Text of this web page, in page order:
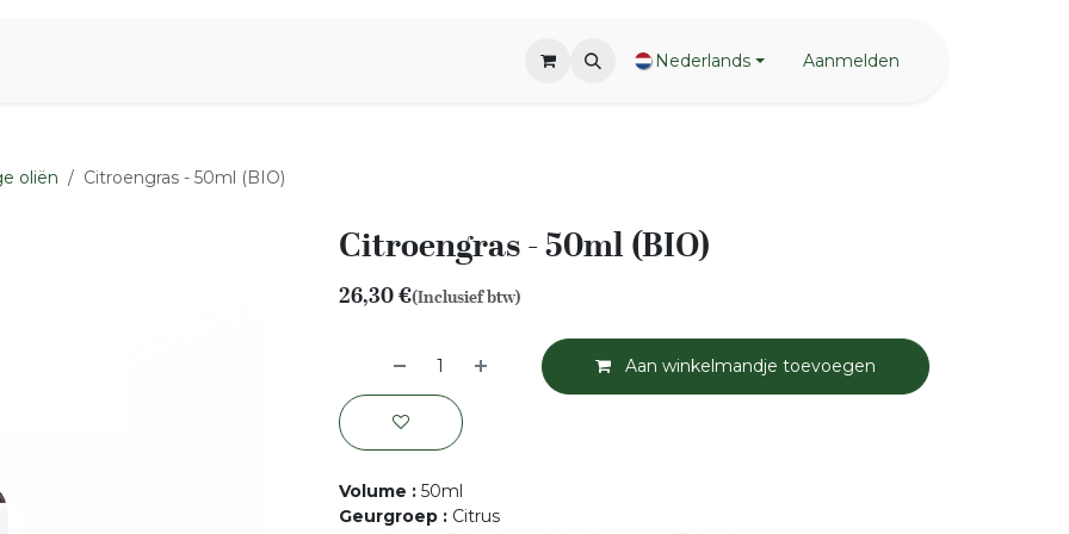
Nederlands Aanmelden
oliën Citroengras - 50ml (BIO)
Citroengras - 50ml (BIO)
26,30€(Inclusief btw)
Aan winkelmandje toevoegen
Volume : 50ml
Geurgroep : Citrus